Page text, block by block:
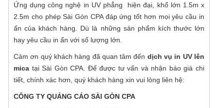
Ứng dụng công nghệ in UV phẳng hiện đại, khổ lớn 1.5m x
2.5m cho phép Sài Gòn CPA đáp ứng tốt hơn mọi yêu cầu in
ấn của khách hàng. Dù là những sản phẩm kích thước lớn
hay yêu cầu in ấn với số lượng lớn.
Cảm ơn quý khách hàng đã quan tâm đến dịch vụ in UV lên
mica tại Sài Gòn CPA. Để được tư vấn và nhận báo giá chi
tiết, chính xác hơn, quý khách hàng xin vui lòng liên hệ:
CÔNG TY QUẢNG CÁO SÀI GÒN CPA